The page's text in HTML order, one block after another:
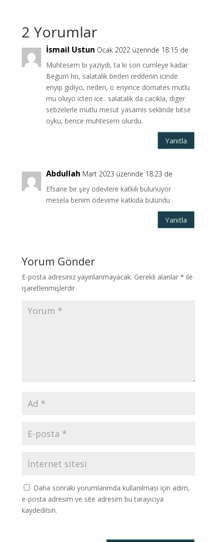
2 Yorumlar
İsmail Ustun Ocak 2022 üzerinde 18:15 de
Muhtesem bi yaziydi, ta ki son cumleye kadar
Begum hn, salatalik beden reddenin icinde
eriyip gidiyo, neden, o eriyince domates mutlu
mu oluyo icten ice.. salatalik da cacikla, diger
sebzelerle mutlu mesut yasamis seklinde bitse
oyku, bence muhtesem olurdu.
Yanıtla
Abdullah Mart 2023 üzerinde 18:23 de
Efsane bir şey ödevlere katkılı bulunuyor
mesela benim ödevime katkıda bulundu
Yanıtla
Yorum Gönder
E-posta adresiniz yayınlanmayacak. Gerekli alanlar * ile
işaretlenmişlerdir
Daha sonraki yorumlarımda kullanılması için adım,
e-posta adresim ve site adresim bu tarayıcıya
kaydedilsin.